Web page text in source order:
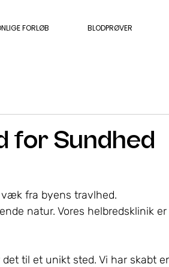
FORLØB BLODPRØVER
for Sundhed
fra byens travlhed.
natur. Vores helbredsklinik er
til et unikt sted. Vi har skabt